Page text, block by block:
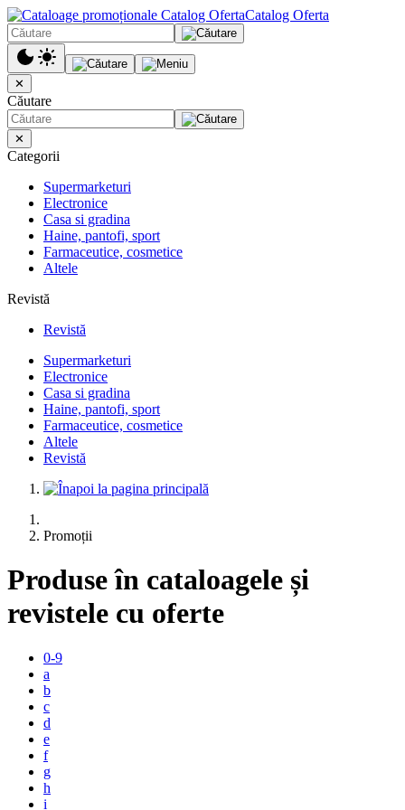
Catalog Oferta
✕
Căutare
✕
Categorii
Supermarketuri
Electronice
Casa si gradina
Haine, pantofi, sport
Farmaceutice, cosmetice
Altele
Revistă
Revistă
Supermarketuri
Electronice
Casa si gradina
Haine, pantofi, sport
Farmaceutice, cosmetice
Altele
Revistă
Promoții
Produse în cataloagele și
revistele cu oferte
0-9
a
b
c
d
e
f
g
h
i